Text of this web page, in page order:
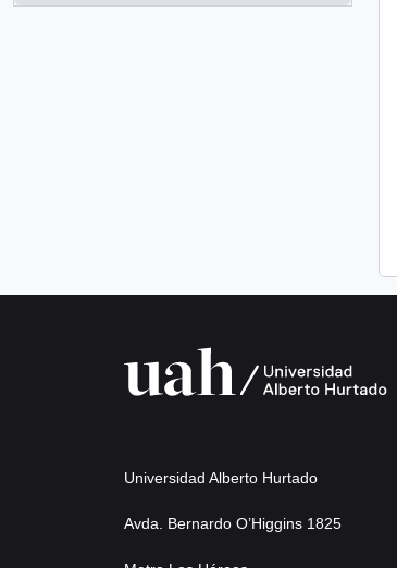
Universidad Alberto Hurtado
Avda. Bernardo O’Higgins 1825